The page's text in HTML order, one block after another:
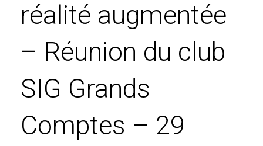
réalité augmentée
– Réunion du club
SIG Grands
Comptes – 29